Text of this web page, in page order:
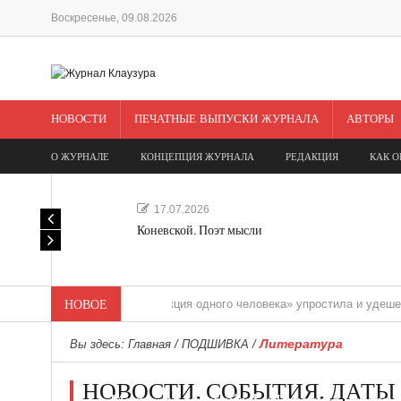
Воскресенье, 09.08.2026
НОВОСТИ ПЕЧАТНЫЕ ВЫПУСКИ ЖУРНАЛА АВТОРЫ
О ЖУРНАЛЕ КОНЦЕПЦИЯ ЖУРНАЛА РЕДАКЦИЯ КАК
17.07.2026
Коневской. Поэт мысли
НОВОЕ
«Редакция одного человека» упростила и удешевила
Вы здесь: Главная/ ПОДШИВКА /Литература
НОВОСТИ. СОБЫТИЯ. ДАТЫ